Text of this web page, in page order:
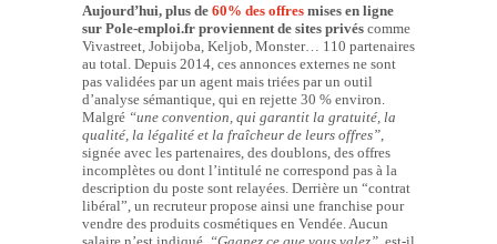
Aujourd’hui, plus de 60% des offres mises en ligne
sur Pole-emploi.fr proviennent de sites privés comme
Vivastreet, Jobijoba, Keljob, Monster… 110 partenaires
au total. Depuis 2014, ces annonces externes ne sont
pas validées par un agent mais triées par un outil
d’analyse sémantique, qui en rejette 30 % environ.
Malgré “une convention, qui garantit la gratuité, la
qualité, la légalité et la fraîcheur de leurs offres”
signée avec les partenaires, des doublons, des offres
incomplètes ou dont l’intitulé ne correspond pas à la
description du poste sont relayées. Derrière un “contrat
libéral”, un recruteur propose ainsi une franchise pour
vendre des produits cosmétiques en Vendée. Aucun